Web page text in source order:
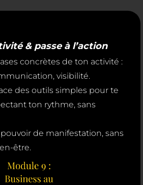
& passe à l’action
concrètes de ton activité :
visibilité.
des outils simples pour te
ton rythme, sans
de manifestation, sans
être.